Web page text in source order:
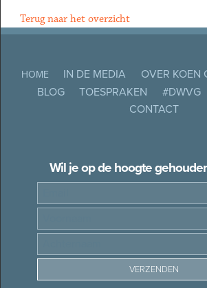
Terug naar het overzicht
HOME IN DE MEDIA OVER KOEN
BLOG
TOESPRAKEN #DWVG
CONTACT
Wil je op de hoogte